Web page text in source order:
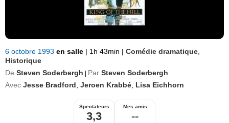
6 octobre 1993 en salle | 1h 43min | Comédie dramatique
Historique
De Steven Soderbergh Par Steven Soderbergh
Avec Jesse Bradford Jeroen Krabbé Lisa Eichhorn
Spectateurs
3,3
Mes amis
--